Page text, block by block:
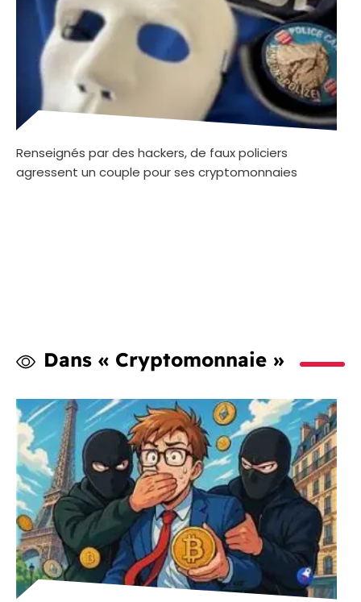
Renseignés par des hackers, de faux policiers
agressent un couple pour ses cryptomonnaies
Dans « Cryptomonnaie »